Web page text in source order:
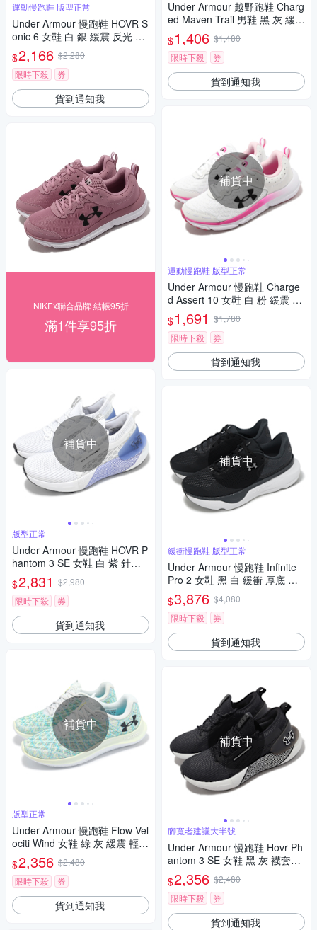
運動慢跑鞋 版型正常
Under Armour 慢跑鞋 HOVR S
onic 6 女鞋 白 銀 緩震 反光 運
動鞋 UA 3026128101
$2,166 $2,280
限時下殺
券
貨到通知我
NIKEx聯合品牌 結帳95折
滿1件享95折
補貨中
版型正常
Under Armour 慢跑鞋 HOVR P
hantom 3 SE 女鞋 白 紫 針織
襪套 運動鞋 UA 3026584108
$2,831 $2,980
限時下殺
券
貨到通知我
補貨中
版型正常
Under Armour 慢跑鞋 Flow Vel
ociti Wind 女鞋 綠 灰 緩震 輕量
運動鞋 3026798100
$2,356 $2,480
限時下殺
券
貨到通知我
Under Armour 越野跑鞋 Charg
ed Maven Trail 男鞋 黑 灰 緩震
運動鞋 UA 3026143101
$1,406 $1,480
限時下殺
券
貨到通知我
補貨中
運動慢跑鞋 版型正常
Under Armour 慢跑鞋 Charge
d Assert 10 女鞋 白 粉 緩震 回
彈 運動鞋 路跑 UA 302617910
2
$1,691 $1,780
限時下殺
券
貨到通知我
補貨中
緩衝慢跑鞋 版型正常
Under Armour 慢跑鞋 Infinite
Pro 2 女鞋 黑 白 緩衝 厚底 透
氣 運動鞋 UA 3028177001
$3,876 $4,080
限時下殺
券
貨到通知我
補貨中
腳寬者建議大半號
Under Armour 慢跑鞋 Hovr Ph
antom 3 SE 女鞋 黑 灰 襪套式
針織鞋面 緩震 運動鞋 UA 3026
584002
$2,356 $2,480
限時下殺
券
貨到通知我